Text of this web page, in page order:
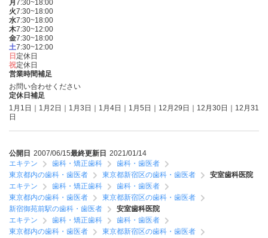
月 7:30~18:00
火7:30~18:00
水7:30~18:00
木7:30~12:00
金7:30~18:00
土7:30~12:00
日 定休日
祝定休日
営業時間補足
お問い合わせください
定休日補足
1月1日｜1月2日｜1月3日｜1月4日｜1月5日｜12月29日｜12月30日｜12月31
日
公開日 2007/06/15最終更新日 2021/01/14
エキテン
歯科・矯正歯科
歯科・歯医者
東京都内の歯科・歯医者
東京都新宿区の歯科・歯医者
安室歯科医院
エキテン
歯科・矯正歯科
歯科・歯医者
東京都内の歯科・歯医者
東京都新宿区の歯科・歯医者
新宿御苑前駅の歯科・歯医者
安室歯科医院
エキテン
歯科・矯正歯科
歯科・歯医者
東京都内の歯科・歯医者
東京都新宿区の歯科・歯医者